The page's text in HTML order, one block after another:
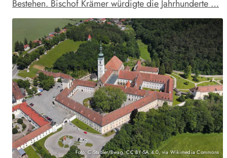
Bestehen. Bischof Krämer würdigte die Jahrhunderte …
Foto: C.Stadler/Bwag, CC BY-SA 4.0, via Wikimedia Commons